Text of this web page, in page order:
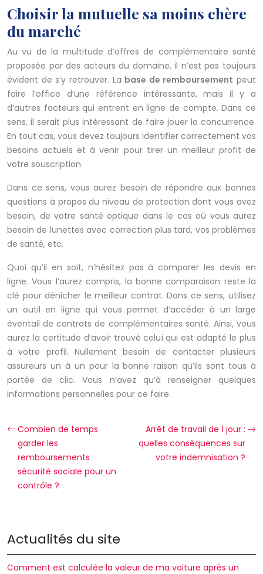
Choisir la mutuelle sa moins chère
du marché
Au vu de la multitude d’offres de complémentaire santé
proposée par des acteurs du domaine, il n’est pas toujours
évident de s’y retrouver. La base de remboursement peut
faire l’office d’une référence intéressante, mais il y a
d’autres facteurs qui entrent en ligne de compte. Dans ce
sens, il serait plus intéressant de faire jouer la concurrence.
En tout cas, vous devez toujours identifier correctement vos
besoins actuels et à venir pour tirer un meilleur profit de
votre souscription.
Dans ce sens, vous aurez besoin de répondre aux bonnes
questions à propos du niveau de protection dont vous avez
besoin, de votre santé optique dans le cas où vous aurez
besoin de lunettes avec correction plus tard, vos problèmes
de santé, etc.
Quoi qu’il en soit, n’hésitez pas à comparer les devis en
ligne. Vous l’aurez compris, la bonne comparaison reste la
clé pour dénicher le meilleur contrat. Dans ce sens, utilisez
un outil en ligne qui vous permet d’accéder à un large
éventail de contrats de complémentaires santé. Ainsi, vous
aurez la certitude d’avoir trouvé celui qui est adapté le plus
à votre profil. Nullement besoin de contacter plusieurs
assureurs un à un pour la bonne raison qu’ils sont tous à
portée de clic. Vous n’avez qu’à renseigner quelques
informations personnelles pour ce faire.
Combien de temps
garder les
remboursements
sécurité sociale pour un
contrôle ?
Arrêt de travail de 1 jour :
quelles conséquences sur
votre indemnisation ?
Actualités du site
Comment est calculée la valeur de ma voiture après un